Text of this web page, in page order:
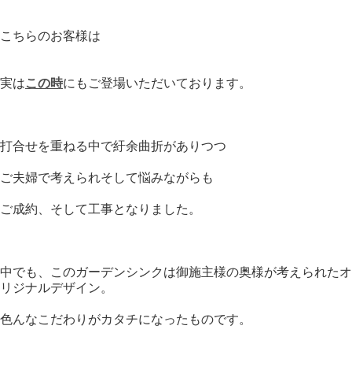
こちらのお客様は
実はこの時にもご登場いただいております。
打合せを重ねる中で紆余曲折がありつつ
ご夫婦で考えられそして悩みながらも
ご成約、そして工事となりました。
中でも、このガーデンシンクは御施主様の奥様が考えられたオ
リジナルデザイン。
色んなこだわりがカタチになったものです。